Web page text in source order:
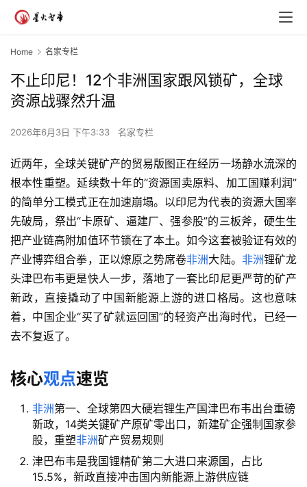
Home 名家专栏
不止印尼！12个非洲国家跟风锁矿，全球
资源战骤然升温
2026年6月3日 下午3:33 名家专栏
近两年，全球关键矿产的贸易版图正在经历一场静水流深的
根本性重塑。延续数十年的“资源国卖原料、加工国赚利润”
的简单分工模式正在加速崩塌。以印尼为代表的资源大国率
先破局，祭出“卡原矿、逼建厂、强参股”的三板斧，硬生生
把产业链高附加值环节锁在了本土。如今这套被验证有效的
产业博弈组合拳，正以燎原之势席卷非洲大陆。 非洲锂矿龙
头津巴布韦更是快人一步，落地了一套比印尼更严苛的矿产
新政，直接撬动了中国新能源上游的进口格局。这也意味
着，中国企业“买了矿就运回国”的轻资产出海时代，已经一
去不复返了。
核心观点速览
非洲第一、全球第四大硬岩锂生产国津巴布韦出台重磅
新政，14类关键矿产原矿零出口，新建矿企强制国家参
股，重塑非洲矿产贸易规则
津巴布韦是我国锂精矿第二大进口来源国，占比
15.5%，新政直接冲击国内新能源上游供应链